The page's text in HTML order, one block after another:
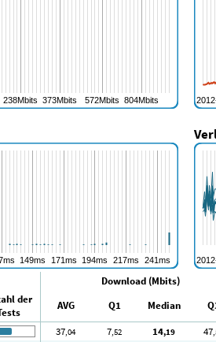
Download (Mbits)
der
AVG Q1 Median
37,04 7,52 14,19 47